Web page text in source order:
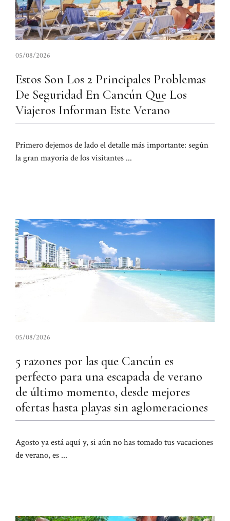
05/08/2026
Estos Son Los 2 Principales Problemas
De Seguridad En Cancún Que Los
Viajeros Informan Este Verano
Primero dejemos de lado el detalle más importante: según
la gran mayoría de los visitantes ...
05/08/2026
5 razones por las que Cancún es
perfecto para una escapada de verano
de último momento, desde mejores
ofertas hasta playas sin aglomeraciones
Agosto ya está aquí y, si aún no has tomado tus vacaciones
de verano, es ...